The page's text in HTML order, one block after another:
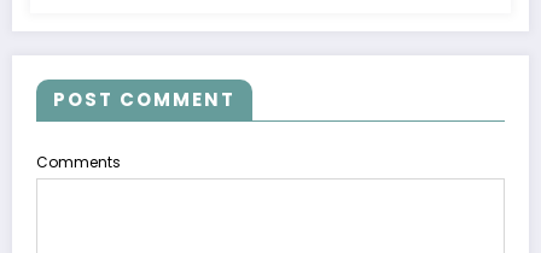
POST COMMENT
Comments